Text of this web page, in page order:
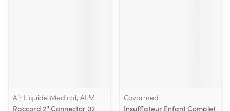
Air Liquide Medical, ALM
Raccord 2'' Connector 02
Covarmed
Insufflateur Enfant Complet